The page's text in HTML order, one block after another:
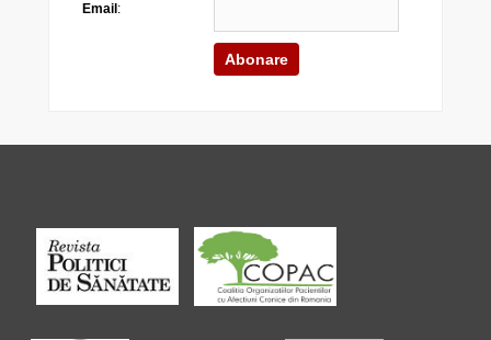
Email :